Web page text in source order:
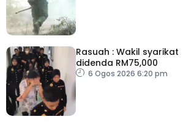
Rasuah : Wakil syarikat
didenda RM75,000
6 Ogos 2026 6:20 pm